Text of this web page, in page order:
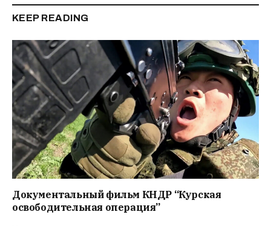
KEEP READING
Документальный фильм КНДР “Курская
освободительная операция”